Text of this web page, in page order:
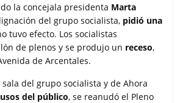
la concejala presidenta Marta
del grupo socialista, pidió una
tuvo efecto. Los socialistas
de plenos y se produjo un receso,
de Arcentales.
del grupo socialista y de Ahora
del público, se reanudó el Pleno